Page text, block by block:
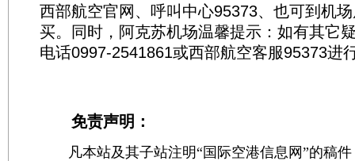
西部航空官网、呼叫中心95373、也可到机
买。同时，阿克苏机场温馨提示：如有其它
电话0997-2541861或西部航空客服95373进
免责声明：
凡本站及其子站注明“国际空港信息网”的稿件